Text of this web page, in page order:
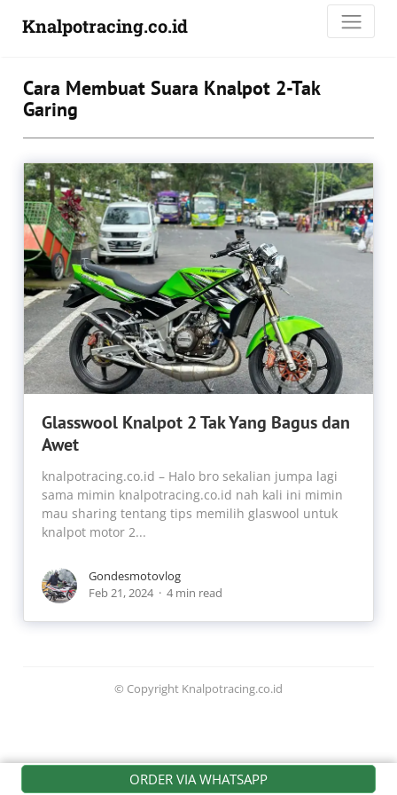
Knalpotracing.co.id
Cara Membuat Suara Knalpot 2-Tak
Garing
Glasswool Knalpot 2 Tak Yang Bagus dan
Awet
knalpotracing.co.id – Halo bro sekalian jumpa lagi
sama mimin knalpotracing.co.id nah kali ini mimin
mau sharing tentang tips memilih glaswool untuk
knalpot motor 2...
Gondesmotovlog
Feb 21, 2024
4 min read
ORDER VIA WHATSAPP
© Copyright Knalpotracing.co.id